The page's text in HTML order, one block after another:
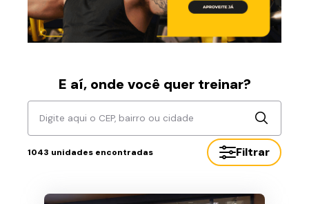
E aí, onde você quer treinar?
Digite aqui o CEP, bairro ou cidade
1043 unidades encontradas Filtrar